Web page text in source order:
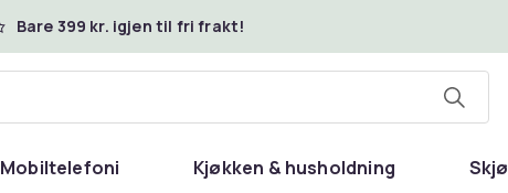
Bare 399 kr. igjen til fri frakt!
Mobiltelefoni Kjøkken & husholdning